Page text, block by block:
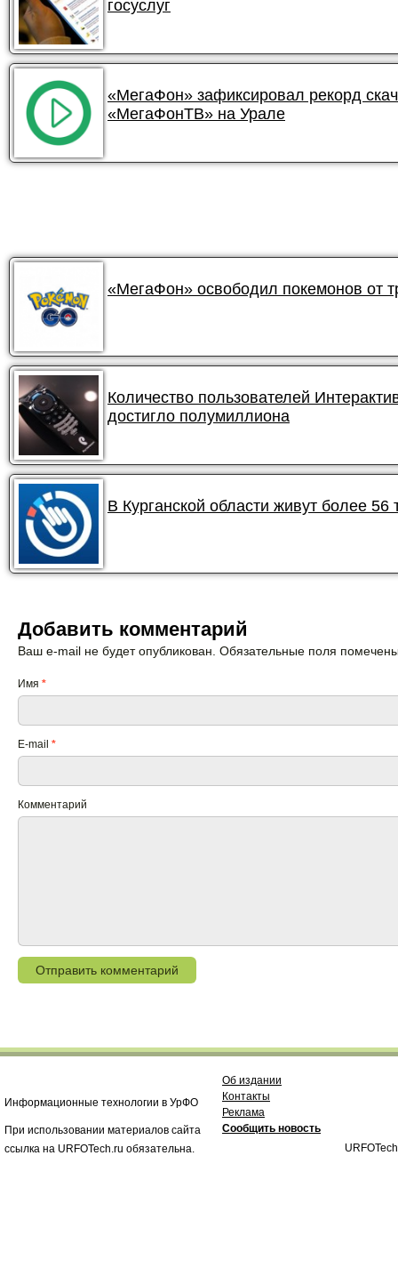
госуслуг
«МегаФон» зафиксировал рекорд
«МегаФонТВ» на Урале
«МегаФон» освободил покемонов от
Количество пользователей
достигло полумиллиона
В Курганской области живут более
Добавить комментарий
Ваш e-mail не будет опубликован. Обязательные поля
Имя *
E-mail *
Комментарий
Информационные технологии в УрФО
При использовании материалов сайта
ссылка на URFOTech.ru обязательна.
Об издании
Контакты
Реклама
Сообщить новость